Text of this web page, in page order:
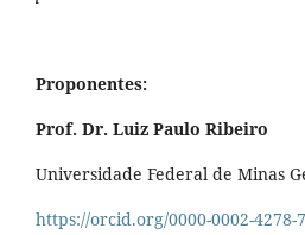
Proponentes:
Prof. Dr. Luiz Paulo Ribeiro
Universidade Federal de Minas
https://orcid.org/0000-0002-4278-